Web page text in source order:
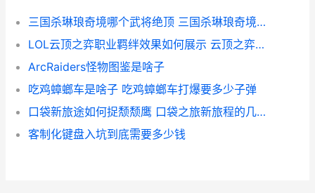
三国杀琳琅奇境哪个武将绝顶 三国杀琳琅奇境一年有几次
LOL云顶之弈职业羁绊效果如何展示 云顶之弈职位表
ArcRaiders怪物图鉴是啥子
吃鸡蟑螂车是啥子 吃鸡蟑螂车打爆要多少子弹
口袋新旅途如何捉颓颓鹰 口袋之旅新旅程的几个区跟前面的区不在一起
客制化键盘入坑到底需要多少钱